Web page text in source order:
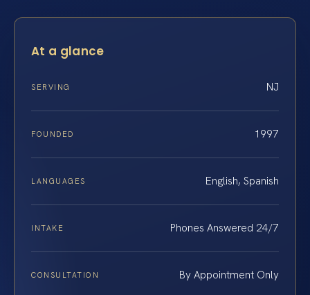
At a glance
SERVING NJ
FOUNDED 1997
LANGUAGES English, Spanish
INTAKE Phones Answered 24/7
CONSULTATION By Appointment Only